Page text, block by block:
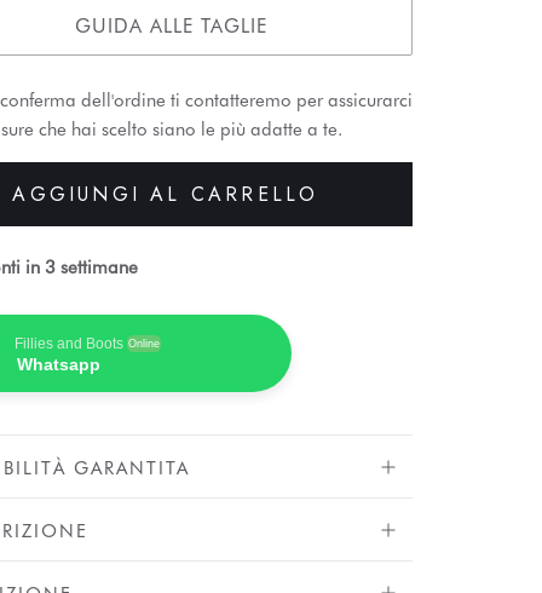
GUIDA ALLE TAGLIE
dell'ordine ti contatteremo per assicurarci
che hai scelto siano le più adatte a te.
AGGIUNGI AL CARRELLO
in 3 settimane
Fillies and Boots Online
Whatsapp
GARANTITA